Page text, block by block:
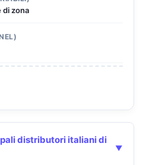
di zona
distributori italiani di